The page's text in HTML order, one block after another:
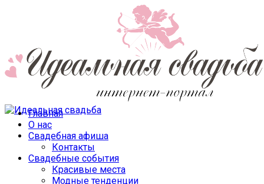
Главная
О нас
Свадебная афиша
Контакты
Свадебные события
Красивые места
Модные тенденции